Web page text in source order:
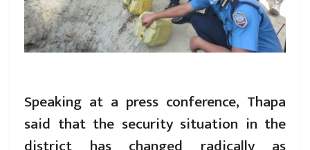
Speaking at a press conference, Thapa
said that the security situation in the